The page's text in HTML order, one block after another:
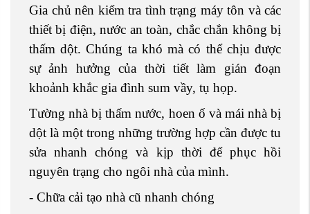
Gia chủ nên kiểm tra tình trạng máy tôn và các
thiết bị điện, nước an toàn, chắc chắn không bị
thấm dột. Chúng ta khó mà có thể chịu được
sự ảnh hưởng của thời tiết làm gián đoạn
khoảnh khắc gia đình sum vầy, tụ họp.
Tường nhà bị thấm nước, hoen ố và mái nhà bị
dột là một trong những trường hợp cần được tu
sửa nhanh chóng và kịp thời để phục hồi
nguyên trạng cho ngôi nhà của mình.
- Chữa cải tạo nhà cũ nhanh chóng